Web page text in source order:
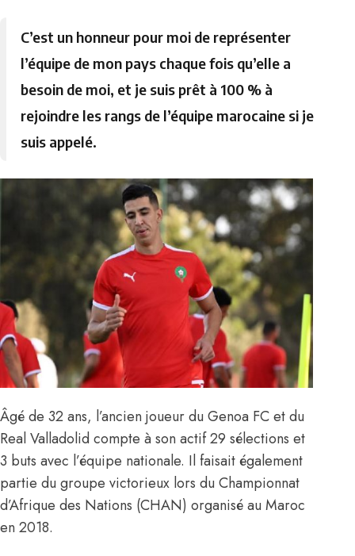
C’est un honneur pour moi de représenter
l’équipe de mon pays chaque fois qu’elle a
besoin de moi, et je suis prêt à 100 % à
rejoindre les rangs de l’équipe marocaine si je
suis appelé.
Âgé de 32 ans, l’ancien joueur du Genoa FC et du
Real Valladolid compte à son actif 29 sélections et
3 buts avec l’équipe nationale. Il faisait également
partie du groupe victorieux lors du Championnat
d’Afrique des Nations (CHAN) organisé au Maroc
en 2018.